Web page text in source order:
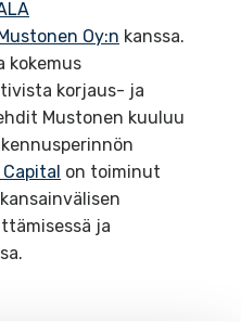
Oy:n kanssa.
kokemus
korjaus- ja
Mustonen kuuluu
on toiminut
ja